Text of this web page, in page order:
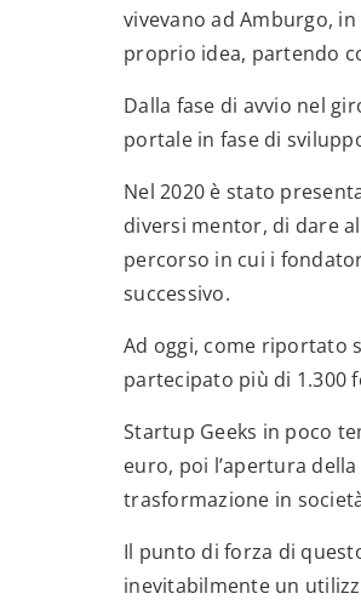
vivevano ad Amburgo,
proprio idea, partendo
Dalla fase di avvio nel
portale in fase di
Nel 2020 è stato
diversi mentor, di dare
percorso in cui i
successivo.
Ad oggi, come riportato
partecipato più di 1.300
Startup Geeks in poco
euro, poi l’apertura
trasformazione in
Il punto di forza di
inevitabilmente un